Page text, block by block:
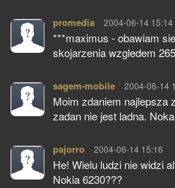
promedia pisze:
2004-06-14 15:14
***maximus - obawiam
skojarzenia wzgledem
sagem-mobile pisze:
2004-06-14
Moim zdaniem najlepsza
zadan nie jest ladna.
pajorro pisze:
2004-06-14 15:16
He! Wielu ludzi nie widzi
Nokia 6230???